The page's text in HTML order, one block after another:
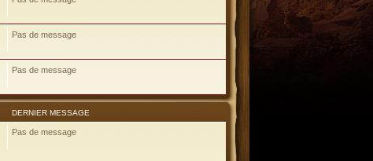
Pas de message
Pas de message
DERNIER MESSAGE
Pas de message